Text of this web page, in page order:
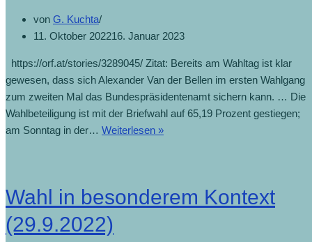
von G. Kuchta
11. Oktober 202216. Januar 2023
https://orf.at/stories/3289045/ Zitat: Bereits am Wahltag ist klar
gewesen, dass sich Alexander Van der Bellen im ersten Wahlgang
zum zweiten Mal das Bundespräsidentenamt sichern kann. … Die
Wahlbeteiligung ist mit der Briefwahl auf 65,19 Prozent gestiegen;
am Sonntag in der… Weiterlesen »
Wahl in besonderem Kontext
(29.9.2022)